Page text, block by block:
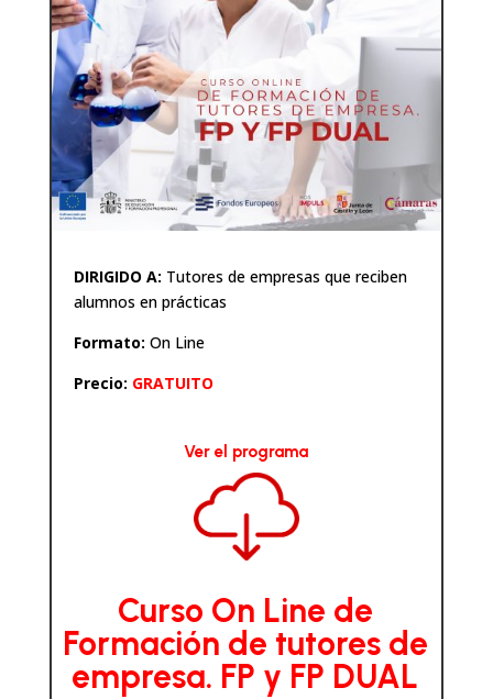
DIRIGIDO A: Tutores de empresas que reciben
alumnos en prácticas
Formato: On Line
Precio: GRATUITO
Ver el programa
Curso On Line de
Formación de tutores de
empresa. FP y FP DUAL